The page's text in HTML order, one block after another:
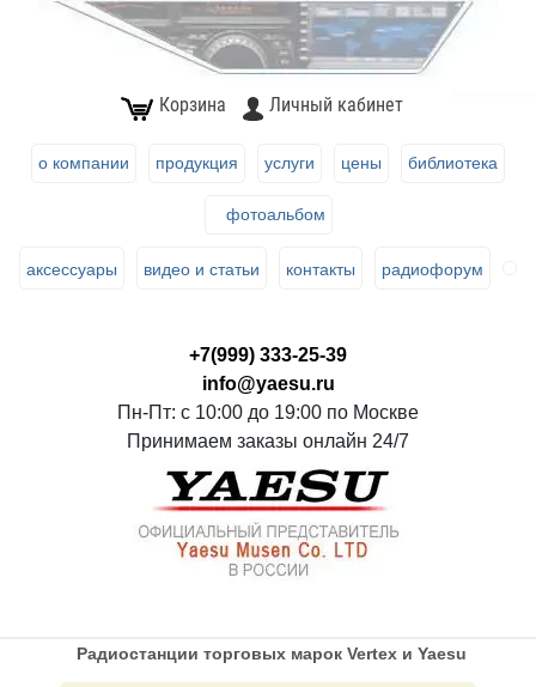
Корзина Личный кабинет
о компании продукция услуги цены библиотека
фотоальбом
аксессуары видео и статьи контакты радиофорум
+7(999) 333-25-39
info@yaesu.ru
Пн-Пт: с 10:00 до 19:00 по Москве
Принимаем заказы онлайн 24/7
Радиостанции торговых марок Vertex и Yaesu